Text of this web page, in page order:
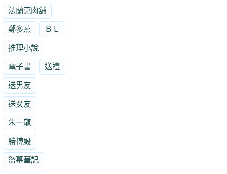
法蘭克肉舖
鄭多燕 ＢＬ
推理小說
電子書 送禮
送男友
送女友
朱一龍
勝博殿
盜墓筆記